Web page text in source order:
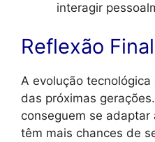
interagir
Reflexão Final
A evolução
das próximas
conseguem se adaptar
têm mais chances de